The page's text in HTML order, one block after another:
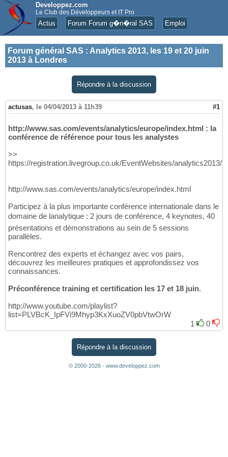
Developpez.com
Le Club des Développeurs et IT Pro
Actus Forum Forum g�n�ral SAS Emploi
Forum général SAS : Analytics 2013, les 19 et 20 juin
2013 à Londres
Répondre à la discussion
actusas, le 04/04/2013 à 11h39 #1
http://www.sas.com/events/analytics/europe/index.html : la
conférence de référence pour tous les analystes
>>
https://registration.livegroup.co.uk/EventWebsites/analytics2013/
http://www.sas.com/events/analytics/europe/index.html
Participez à la plus importante conférence internationale dans le
domaine de lanalytique : 2 jours de conférence, 4 keynotes, 40
présentations et démonstrations au sein de 5 sessions
parallèles.
Rencontrez des experts et échangez avec vos pairs,
découvrez les meilleures pratiques et approfondissez vos
connaissances.
Préconférence training et certification les 17 et 18 juin.
http://www.youtube.com/playlist?
list=PLVBcK_IpFVi9Mhyp3KxXuoZV0pbVtwOrW
1
0
Répondre à la discussion
© 2000-2026 - www.developpez.com